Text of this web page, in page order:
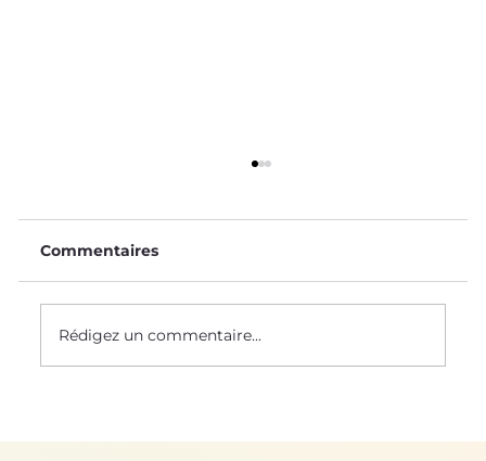
Le Saviez-Vous ? #58
Commentaires
Rédigez un commentaire...